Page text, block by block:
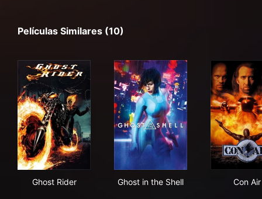
Películas Similares (10)
Ghost Rider Ghost in the Shell Con Air